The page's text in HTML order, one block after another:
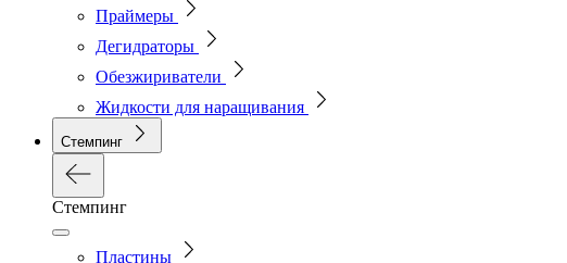
Праймеры
Дегидраторы
Обезжириватели
Жидкости для наращивания
Стемпинг
Стемпинг
Пластины